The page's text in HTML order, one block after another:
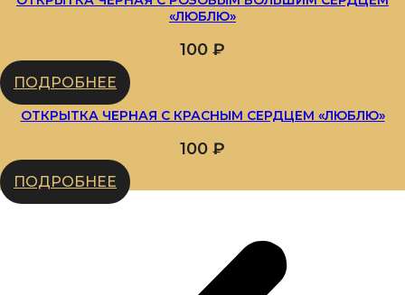
«ЛЮБЛЮ»
100 ₽
ПОДРОБНЕЕ
ОТКРЫТКА ЧЕРНАЯ С КРАСНЫМ СЕРДЦЕМ «ЛЮБЛЮ»
100 ₽
ПОДРОБНЕЕ